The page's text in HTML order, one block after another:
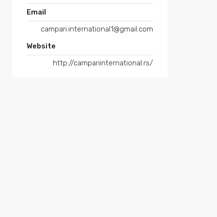
Email
campari.international1@gmail.com
Website
http://campariinternational.rs/